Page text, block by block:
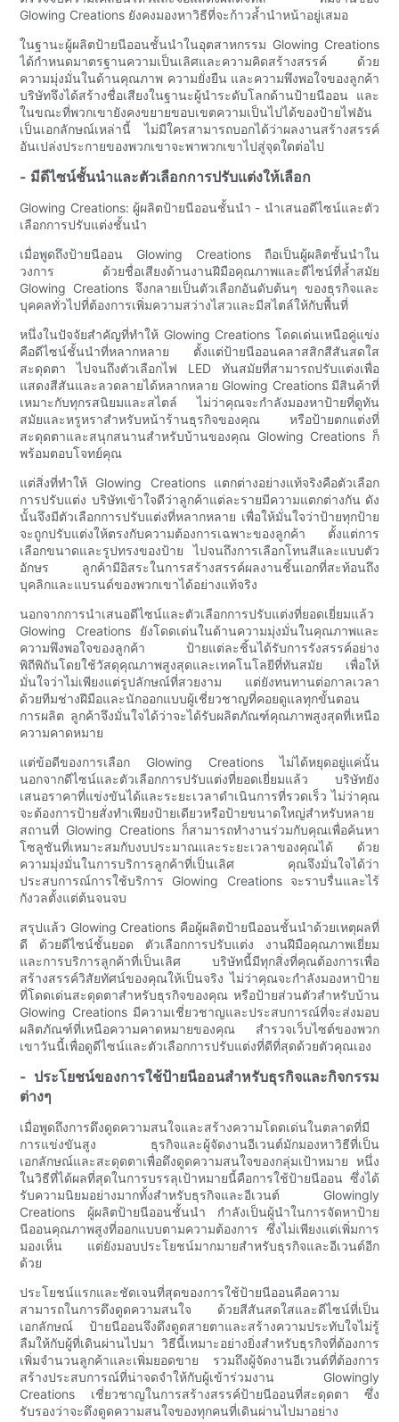
Glowing Creations ยังคงมองหาวิธีที่จะก้าวล้ำนำหน้าอยู่เสมอ
ในฐานะผู้ผลิตป้ายนีออนชั้นนำในอุตสาหกรรม Glowing Creations
ได้กำหนดมาตรฐานความเป็นเลิศและความคิดสร้างสรรค์ ด้วย
ความมุ่งมั่นในด้านคุณภาพ ความยั่งยืน และความพึงพอใจของลูกค้า
บริษัทจึงได้สร้างชื่อเสียงในฐานะผู้นำระดับโลกด้านป้ายนีออน และ
ในขณะที่พวกเขายังคงขยายขอบเขตความเป็นไปได้ของป้ายไฟอัน
เป็นเอกลักษณ์เหล่านี้ ไม่มีใครสามารถบอกได้ว่าผลงานสร้างสรรค์
อันเปล่งประกายของพวกเขาจะพาพวกเขาไปสู่จุดใดต่อไป
- มีดีไซน์ชั้นนำและตัวเลือกการปรับแต่งให้เลือก
Glowing Creations: ผู้ผลิตป้ายนีออนชั้นนำ - นำเสนอดีไซน์และตัว
เลือกการปรับแต่งชั้นนำ
เมื่อพูดถึงป้ายนีออน Glowing Creations ถือเป็นผู้ผลิตชั้นนำใน
วงการ ด้วยชื่อเสียงด้านงานฝีมือคุณภาพและดีไซน์ที่ล้ำสมัย
Glowing Creations จึงกลายเป็นตัวเลือกอันดับต้นๆ ของธุรกิจและ
บุคคลทั่วไปที่ต้องการเพิ่มความสว่างไสวและมีสไตล์ให้กับพื้นที่
หนึ่งในปัจจัยสำคัญที่ทำให้ Glowing Creations โดดเด่นเหนือคู่แข่ง
คือดีไซน์ชั้นนำที่หลากหลาย ตั้งแต่ป้ายนีออนคลาสสิกสีสันสดใส
สะดุดตา ไปจนถึงตัวเลือกไฟ LED ทันสมัยที่สามารถปรับแต่งเพื่อ
แสดงสีสันและลวดลายได้หลากหลาย Glowing Creations มีสินค้าที่
เหมาะกับทุกรสนิยมและสไตล์ ไม่ว่าคุณจะกำลังมองหาป้ายที่ดูทัน
สมัยและหรูหราสำหรับหน้าร้านธุรกิจของคุณ หรือป้ายตกแต่งที่
สะดุดตาและสนุกสนานสำหรับบ้านของคุณ Glowing Creations ก็
พร้อมตอบโจทย์คุณ
แต่สิ่งที่ทำให้ Glowing Creations แตกต่างอย่างแท้จริงคือตัวเลือก
การปรับแต่ง บริษัทเข้าใจดีว่าลูกค้าแต่ละรายมีความแตกต่างกัน ดัง
นั้นจึงมีตัวเลือกการปรับแต่งที่หลากหลาย เพื่อให้มั่นใจว่าป้ายทุกป้าย
จะถูกปรับแต่งให้ตรงกับความต้องการเฉพาะของลูกค้า ตั้งแต่การ
เลือกขนาดและรูปทรงของป้าย ไปจนถึงการเลือกโทนสีและแบบตัว
อักษร ลูกค้ามีอิสระในการสร้างสรรค์ผลงานชิ้นเอกที่สะท้อนถึง
บุคลิกและแบรนด์ของพวกเขาได้อย่างแท้จริง
นอกจากการนำเสนอดีไซน์และตัวเลือกการปรับแต่งที่ยอดเยี่ยมแล้ว
Glowing Creations ยังโดดเด่นในด้านความมุ่งมั่นในคุณภาพและ
ความพึงพอใจของลูกค้า ป้ายแต่ละชิ้นได้รับการรังสรรค์อย่าง
พิถีพิถันโดยใช้วัสดุคุณภาพสูงสุดและเทคโนโลยีที่ทันสมัย ​​เพื่อให้
มั่นใจว่าไม่เพียงแต่รูปลักษณ์ที่สวยงาม แต่ยังทนทานต่อกาลเวลา
ด้วยทีมช่างฝีมือและนักออกแบบผู้เชี่ยวชาญที่คอยดูแลทุกขั้นตอน
การผลิต ลูกค้าจึงมั่นใจได้ว่าจะได้รับผลิตภัณฑ์คุณภาพสูงสุดที่เหนือ
ความคาดหมาย
แต่ข้อดีของการเลือก Glowing Creations ไม่ได้หยุดอยู่แค่นั้น
นอกจากดีไซน์และตัวเลือกการปรับแต่งที่ยอดเยี่ยมแล้ว บริษัทยัง
เสนอราคาที่แข่งขันได้และระยะเวลาดำเนินการที่รวดเร็ว ไม่ว่าคุณ
จะต้องการป้ายสั่งทำเพียงป้ายเดียวหรือป้ายขนาดใหญ่สำหรับหลาย
สถานที่ Glowing Creations ก็สามารถทำงานร่วมกับคุณเพื่อค้นหา
โซลูชันที่เหมาะสมกับงบประมาณและระยะเวลาของคุณได้ ด้วย
ความมุ่งมั่นในการบริการลูกค้าที่เป็นเลิศ คุณจึงมั่นใจได้ว่า
ประสบการณ์การใช้บริการ Glowing Creations จะราบรื่นและไร้
กังวลตั้งแต่ต้นจนจบ
สรุปแล้ว Glowing Creations คือผู้ผลิตป้ายนีออนชั้นนำด้วยเหตุผลที่
ดี ด้วยดีไซน์ชั้นยอด ตัวเลือกการปรับแต่ง งานฝีมือคุณภาพเยี่ยม
และการบริการลูกค้าที่เป็นเลิศ บริษัทนี้มีทุกสิ่งที่คุณต้องการเพื่อ
สร้างสรรค์วิสัยทัศน์ของคุณให้เป็นจริง ไม่ว่าคุณจะกำลังมองหาป้าย
ที่โดดเด่นสะดุดตาสำหรับธุรกิจของคุณ หรือป้ายส่วนตัวสำหรับบ้าน
Glowing Creations มีความเชี่ยวชาญและประสบการณ์ที่จะส่งมอบ
ผลิตภัณฑ์ที่เหนือความคาดหมายของคุณ สำรวจเว็บไซต์ของพวก
เขาวันนี้เพื่อดูดีไซน์และตัวเลือกการปรับแต่งที่ดีที่สุดด้วยตัวคุณเอง
- ประโยชน์ของการใช้ป้ายนีออนสำหรับธุรกิจและกิจกรรม
ต่างๆ
เมื่อพูดถึงการดึงดูดความสนใจและสร้างความโดดเด่นในตลาดที่มี
การแข่งขันสูง ธุรกิจและผู้จัดงานอีเวนต์มักมองหาวิธีที่เป็น
เอกลักษณ์และสะดุดตาเพื่อดึงดูดความสนใจของกลุ่มเป้าหมาย หนึ่ง
ในวิธีที่ได้ผลที่สุดในการบรรลุเป้าหมายนี้คือการใช้ป้ายนีออน ซึ่งได้
รับความนิยมอย่างมากทั้งสำหรับธุรกิจและอีเวนต์ Glowingly
Creations ผู้ผลิตป้ายนีออนชั้นนำ กำลังเป็นผู้นำในการจัดหาป้าย
นีออนคุณภาพสูงที่ออกแบบตามความต้องการ ซึ่งไม่เพียงแต่เพิ่มการ
มองเห็น แต่ยังมอบประโยชน์มากมายสำหรับธุรกิจและอีเวนต์อีก
ด้วย
ประโยชน์แรกและชัดเจนที่สุดของการใช้ป้ายนีออนคือความ
สามารถในการดึงดูดความสนใจ ด้วยสีสันสดใสและดีไซน์ที่เป็น
เอกลักษณ์ ป้ายนีออนจึงดึงดูดสายตาและสร้างความประทับใจไม่รู้
ลืมให้กับผู้ที่เดินผ่านไปมา วิธีนี้เหมาะอย่างยิ่งสำหรับธุรกิจที่ต้องการ
เพิ่มจำนวนลูกค้าและเพิ่มยอดขาย รวมถึงผู้จัดงานอีเวนต์ที่ต้องการ
สร้างประสบการณ์ที่น่าจดจำให้กับผู้เข้าร่วมงาน Glowingly
Creations เชี่ยวชาญในการสร้างสรรค์ป้ายนีออนที่สะดุดตา ซึ่ง
รับรองว่าจะดึงดูดความสนใจของทุกคนที่เดินผ่านไปมาอย่าง